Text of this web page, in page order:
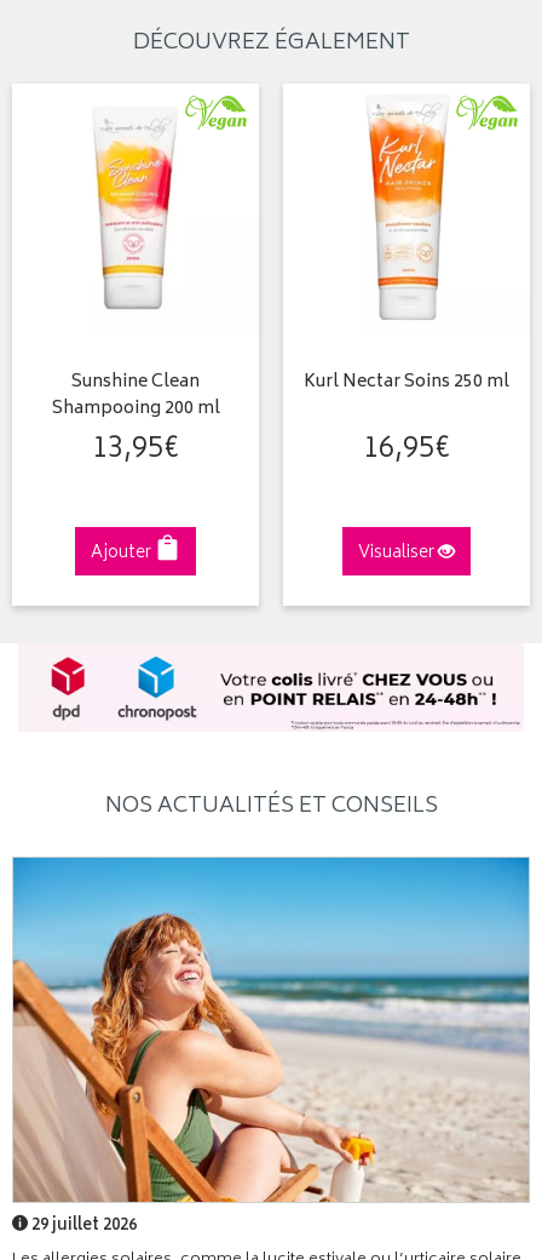
DÉCOUVREZ ÉGALEMENT
Sunshine Clean
Shampooing 200 ml
13,95€
Ajouter
Kurl Nectar Soins 250 ml
16,95€
Visualiser
NOS ACTUALITÉS ET CONSEILS
29 juillet 2026